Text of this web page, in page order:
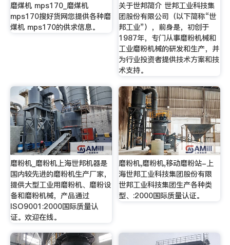
磨煤机 mps170_磨煤机
mps170搜好货网您提供各种磨
煤机 mps170的供求信息。
关于世邦简介 世邦工业科技集
团股份有限公司（以下简称“世
邦工业”），前身是，初创于
1987年，专门从事磨粉机械和
工业磨粉机械的研发和生产，并
为行业投资者提供技术方案和技
术支持。
磨粉机_磨粉机上海世邦机器是
国内较先进的磨粉机生产厂家，
提供大型工业用磨粉机、磨粉设
备和磨粉机械，产品通过
ISO9001:2000国际质量认
证。欢迎在线。
磨粉机,磨粉机,移动磨粉站-上
海世邦工业科技集团股份有限
世邦工业科技集团生产各种类
型、:2000国际质量认证。